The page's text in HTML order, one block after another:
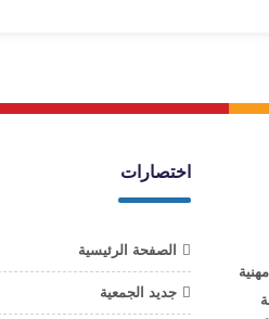
اختصارات
الصفحة الرئيسية
جديد الجمعية